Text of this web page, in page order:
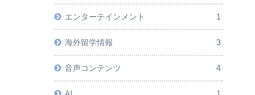
エンターテインメント 1
海外留学情報 3
音声コンテンツ 4